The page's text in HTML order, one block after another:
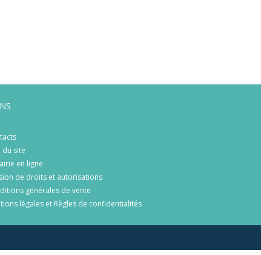
du site
en ligne
de droits et autorisations
générales de vente
légales et Règles de confidentialités